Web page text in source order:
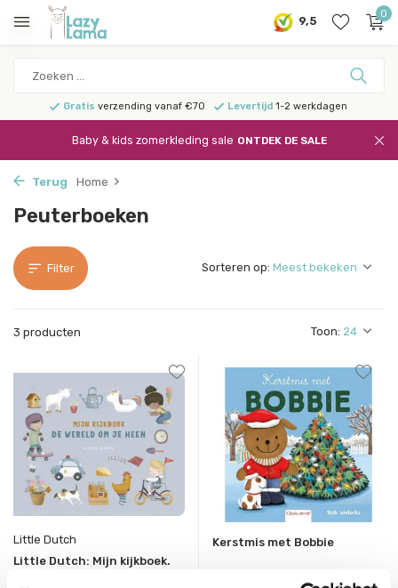
9,5
0
Gratis verzending vanaf €70 Levertijd1-2 werkdagen
Baby & kids zomerkleding sale ONTDEK DE SALE
Terug Home
Peuterboeken
Filter
3 producten Toon:
Sorteren op:
Little Dutch
Little Dutch: Mijn kijkboek.
Kerstmis met Bobbie